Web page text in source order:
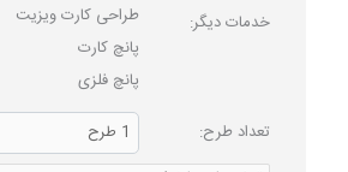
خدمات دیگر:
طراحی کارت ویزیت
پانچ کارت
پانچ فلزی
تعداد طرح: